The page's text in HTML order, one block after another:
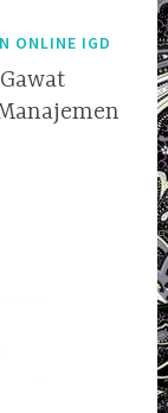
ONLINE IGD